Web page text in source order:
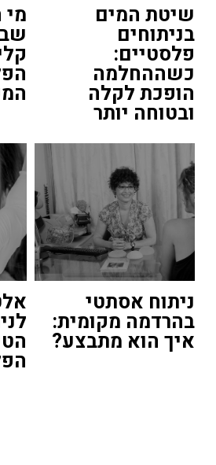
שיטת המים
בניתוחים
פלסטיים:
כשההחלמה
הופכת לקלה
ובטוחה יותר
ניתוח אסתטי
בהרדמה מקומית:
איך הוא מתבצע?